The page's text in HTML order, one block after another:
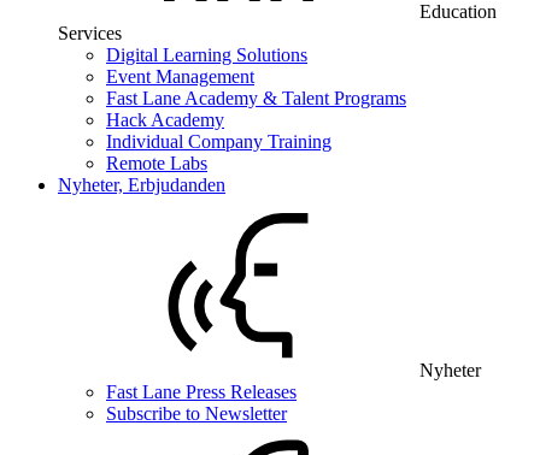
Education
Services
Digital Learning Solutions
Event Management
Fast Lane Academy & Talent Programs
Hack Academy
Individual Company Training
Remote Labs
Nyheter, Erbjudanden
Nyheter
Fast Lane Press Releases
Subscribe to Newsletter